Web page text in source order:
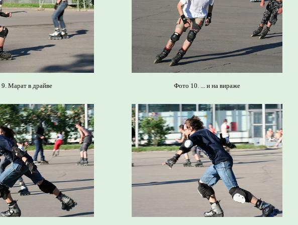
Марат в драйве Фото 10. ... и на вираже